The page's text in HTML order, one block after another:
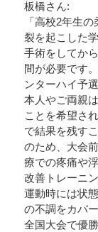
板橋さん:
「高校2年生
裂を起こした
手術をしてか
間が必要です
ンターハイ予
本人やご両親
ことを希望さ
で結果を残す
のため、大会
療での疼痛や
改善トレーニ
運動時には状
の不調をカバ
全国大会で優